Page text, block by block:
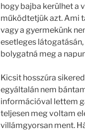
hogy bajba kerülhet a
működtetjük azt. Ami
vagy a gyermekünk
esetleges
bolygatná meg a
Kicsit hosszúra
egyáltalán nem
információval lettem
teljesen meg voltam
villámgyorsan ment.